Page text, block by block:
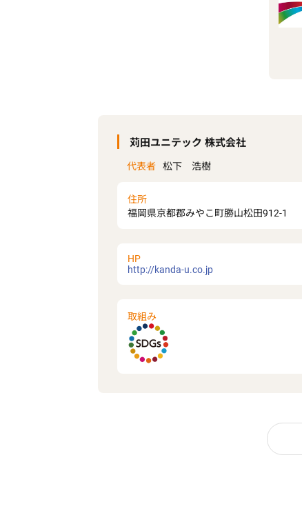
苅田ユニテック 株式会社
代表者 松下 浩樹
住所
福岡県京都郡みやこ町勝山松田912-1
HP
http://kanda-u.co.jp
取組み